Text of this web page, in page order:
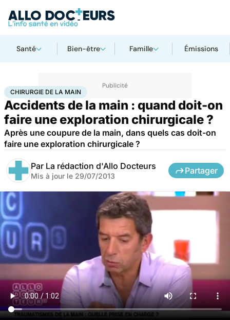
Santé Bien-être Famille Émissions
AccueilSantéMaladiesChirurgie de la main
CHIRURGIE DE LA MAIN
Accidents de la main : quand doit-on
faire une exploration chirurgicale ?
Après une coupure de la main, dans quels cas doit-on
faire une exploration chirurgicale ?
Par La rédaction d'Allo Docteurs
Mis à jour le 29/07/2013
Partager